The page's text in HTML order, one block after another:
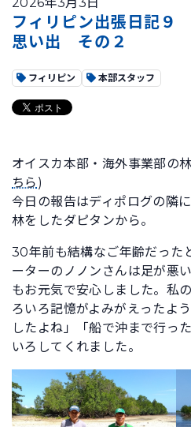
フィリピン出張日記９
思い出 その２
フィリピン 本部スタッフ
オイスカ本部・海外事業部の
ちら )
今日の報告はディポログの隣
林をしたダピタンから。
30年前も結構なご年齢だった
ーターのノノンさんは足が悪
もお元気で安心しました。私
ろいろ記憶がよみがえったよ
したよね」「船で沖まで行っ
いろしてくれました。